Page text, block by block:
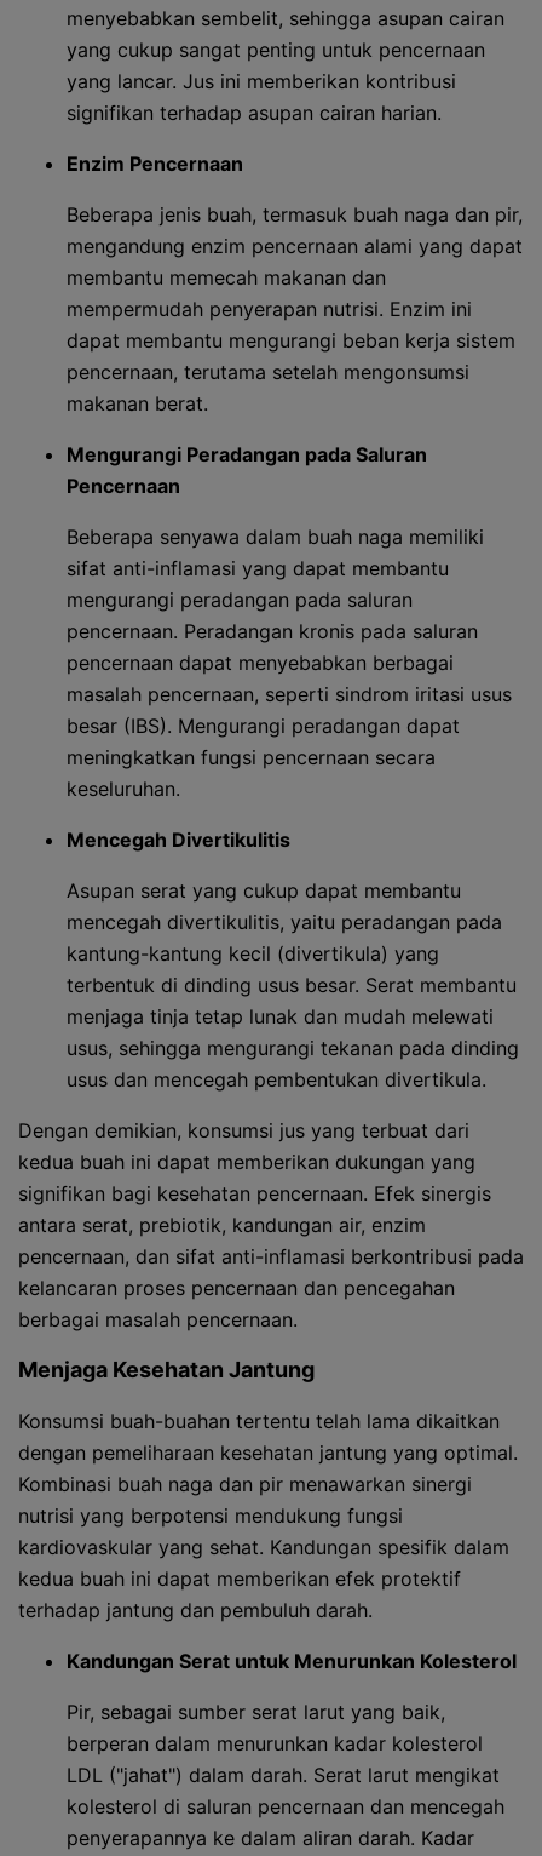
menyebabkan sembelit, sehingga asupan cairan
yang cukup sangat penting untuk pencernaan
yang lancar. Jus ini memberikan kontribusi
signifikan terhadap asupan cairan harian.
Enzim Pencernaan
Beberapa jenis buah, termasuk buah naga dan pir,
mengandung enzim pencernaan alami yang dapat
membantu memecah makanan dan
mempermudah penyerapan nutrisi. Enzim ini
dapat membantu mengurangi beban kerja sistem
pencernaan, terutama setelah mengonsumsi
makanan berat.
Mengurangi Peradangan pada Saluran
Pencernaan
Beberapa senyawa dalam buah naga memiliki
sifat anti-inflamasi yang dapat membantu
mengurangi peradangan pada saluran
pencernaan. Peradangan kronis pada saluran
pencernaan dapat menyebabkan berbagai
masalah pencernaan, seperti sindrom iritasi usus
besar (IBS). Mengurangi peradangan dapat
meningkatkan fungsi pencernaan secara
keseluruhan.
Mencegah Divertikulitis
Asupan serat yang cukup dapat membantu
mencegah divertikulitis, yaitu peradangan pada
kantung-kantung kecil (divertikula) yang
terbentuk di dinding usus besar. Serat membantu
menjaga tinja tetap lunak dan mudah melewati
usus, sehingga mengurangi tekanan pada dinding
usus dan mencegah pembentukan divertikula.
Dengan demikian, konsumsi jus yang terbuat dari
kedua buah ini dapat memberikan dukungan yang
signifikan bagi kesehatan pencernaan. Efek sinergis
antara serat, prebiotik, kandungan air, enzim
pencernaan, dan sifat anti-inflamasi berkontribusi pada
kelancaran proses pencernaan dan pencegahan
berbagai masalah pencernaan.
Menjaga Kesehatan Jantung
Konsumsi buah-buahan tertentu telah lama dikaitkan
dengan pemeliharaan kesehatan jantung yang optimal.
Kombinasi buah naga dan pir menawarkan sinergi
nutrisi yang berpotensi mendukung fungsi
kardiovaskular yang sehat. Kandungan spesifik dalam
kedua buah ini dapat memberikan efek protektif
terhadap jantung dan pembuluh darah.
Kandungan Serat untuk Menurunkan Kolesterol
Pir, sebagai sumber serat larut yang baik,
berperan dalam menurunkan kadar kolesterol
LDL ("jahat") dalam darah. Serat larut mengikat
kolesterol di saluran pencernaan dan mencegah
penyerapannya ke dalam aliran darah. Kadar